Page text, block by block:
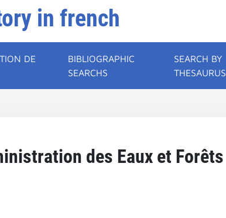
in french
DE
BIBLIOGRAPHIC
SEARCHS
SEARCH BY
THESAURUS
des Eaux et Forêts